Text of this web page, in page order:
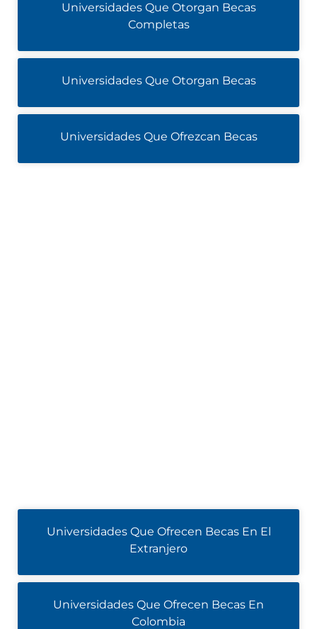
Universidades Que Otorgan Becas
Completas
Universidades Que Otorgan Becas
Universidades Que Ofrezcan Becas
Universidades Que Ofrecen Becas En El
Extranjero
Universidades Que Ofrecen Becas En
Colombia